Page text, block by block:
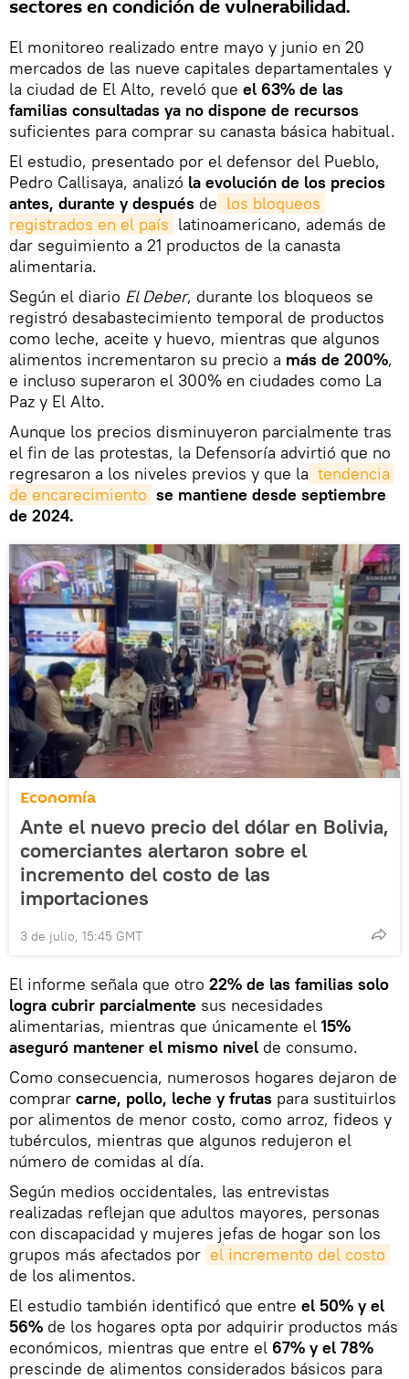
sectores en condición de vulnerabilidad.
El monitoreo realizado entre mayo y junio en 20
mercados de las nueve capitales departamentales y
la ciudad de El Alto, reveló que el 63% de las
familias consultadas ya no dispone de recursos
suficientes para comprar su canasta básica habitual.
El estudio, presentado por el defensor del Pueblo,
Pedro Callisaya, analizó la evolución de los precios
antes, durante y después de los bloqueos
registrados en el país latinoamericano, además de
dar seguimiento a 21 productos de la canasta
alimentaria.
Según el diario El Deber, durante los bloqueos se
registró desabastecimiento temporal de productos
como leche, aceite y huevo, mientras que algunos
alimentos incrementaron su precio a más de 200%,
e incluso superaron el 300% en ciudades como La
Paz y El Alto.
Aunque los precios disminuyeron parcialmente tras
el fin de las protestas, la Defensoría advirtió que no
regresaron a los niveles previos y que la tendencia
de encarecimiento se mantiene desde septiembre
de 2024.
Economía
Ante el nuevo precio del dólar en Bolivia,
comerciantes alertaron sobre el
incremento del costo de las
importaciones
3 de julio, 15:45 GMT
El informe señala que otro 22% de las familias solo
logra cubrir parcialmente sus necesidades
alimentarias, mientras que únicamente el 15%
aseguró mantener el mismo nivel de consumo.
Como consecuencia, numerosos hogares dejaron de
comprar carne, pollo, leche y frutas para sustituirlos
por alimentos de menor costo, como arroz, fideos y
tubérculos, mientras que algunos redujeron el
número de comidas al día.
Según medios occidentales, las entrevistas
realizadas reflejan que adultos mayores, personas
con discapacidad y mujeres jefas de hogar son los
grupos más afectados por el incremento del costo
de los alimentos.
El estudio también identificó que entre el 50% y el
56% de los hogares opta por adquirir productos más
económicos, mientras que entre el 67% y el 78%
prescinde de alimentos considerados básicos para